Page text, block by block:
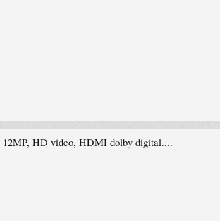
12MP, HD video, HDMI dolby digital....